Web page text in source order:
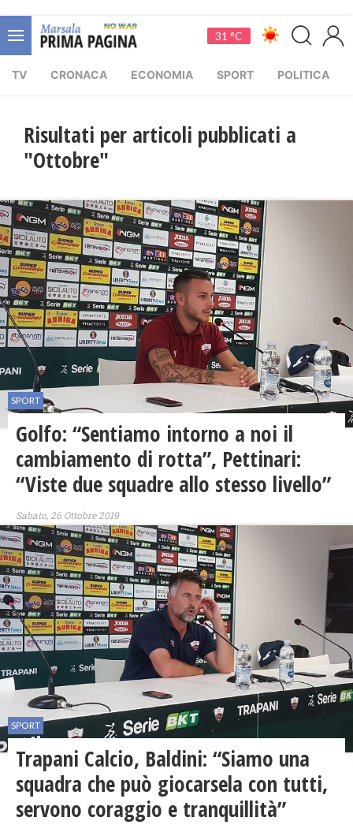
31 °C
TV CRONACA ECONOMIA SPORT POLITICA
Risultati per articoli pubblicati a
"Ottobre"
SPORT
Golfo: “Sentiamo intorno a noi il
cambiamento di rotta”, Pettinari:
“Viste due squadre allo stesso livello”
Sabato, 26 Ottobre 2019
SPORT
Trapani Calcio, Baldini: “Siamo una
squadra che può giocarsela con tutti,
servono coraggio e tranquillità”